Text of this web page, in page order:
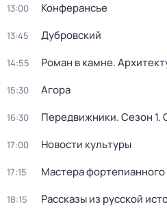
13:00 Конферансье
13:45 Дубровский
14:55 Роман в камне.
15:30 Агора
16:30 Передвижники. Сезон 1.
17:00 Новости культуры
17:15 Мастера фортепианного
18:15 Рассказы из русской